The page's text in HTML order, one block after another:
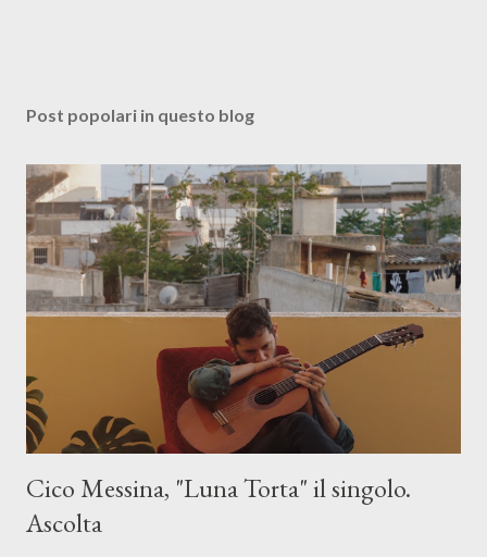
Post popolari in questo blog
Cico Messina, "Luna Torta" il singolo.
Ascolta